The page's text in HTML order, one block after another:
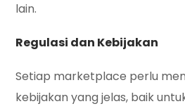
lain.
Regulasi dan Kebijakan
Setiap marketplace perlu
kebijakan yang jelas, baik